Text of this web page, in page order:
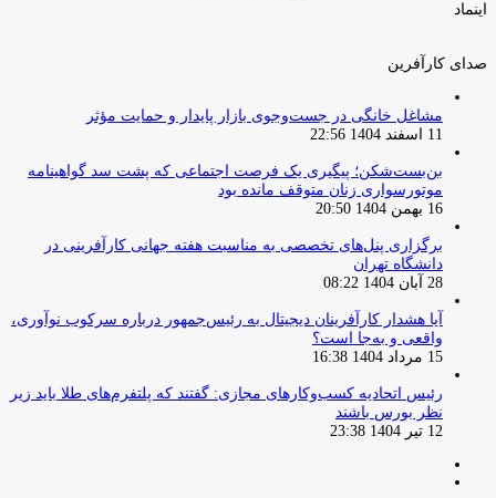
اینماد
صدای کارآفرین
مشاغل خانگی در جست‌وجوی بازار پایدار و حمایت مؤثر
11 اسفند 1404 22:56
بن‌بست‌شکن؛ پیگیری یک فرصت اجتماعی که پشت سد گواهینامه
موتورسواری زنان متوقف مانده بود
16 بهمن 1404 20:50
برگزاری پنل‌های تخصصی به مناسبت هفته جهانی کارآفرینی در
دانشگاه تهران
28 آبان 1404 08:22
آیا هشدار کارآفرینان دیجیتال به رئیس‌جمهور درباره سرکوب نوآوری،
واقعی و به‌جا است؟
15 مرداد 1404 16:38
‏رئیس اتحادیه کسب‌وکارهای مجازی: گفتند که پلتفرم‌های طلا باید زیر
نظر بورس باشند
12 تیر 1404 23:38